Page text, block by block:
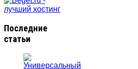
Последние
статьи